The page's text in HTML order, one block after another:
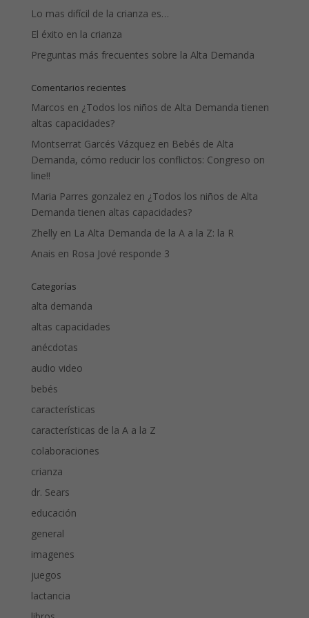
Lo mas difícil de la crianza es…
El éxito en la crianza
Preguntas más frecuentes sobre la Alta Demanda
Comentarios recientes
Marcos en ¿Todos los niños de Alta Demanda tienen
altas capacidades?
Montserrat Garcés Vázquezen Bebés de Alta
Demanda, cómo reducir los conflictos: Congreso on
line!!
Maria Parres gonzalezen ¿Todos los niños de Alta
Demanda tienen altas capacidades?
Zhellyen La Alta Demanda de la A a la Z: la R
Anais en Rosa Jové responde 3
Categorías
alta demanda
altas capacidades
anécdotas
audio video
bebés
características
características de la A a la Z
colaboraciones
crianza
dr. Sears
educación
general
imagenes
juegos
lactancia